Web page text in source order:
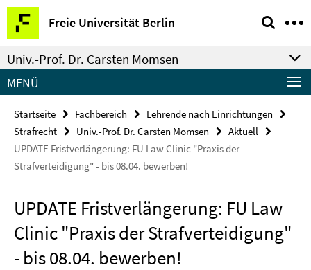
Springe
direkt
zu
Inhalt
Freie Universität Berlin
Service-
Navigation
Univ.-Prof. Dr. Carsten Momsen
MENÜ
Startseite Fachbereich
Lehrende nach Einrichtungen
Strafrecht
Univ.-Prof. Dr. Carsten Momsen
Aktuell
UPDATE Fristverlängerung: FU Law Clinic "Praxis der
Strafverteidigung" - bis 08.04. bewerben!
UPDATE Fristverlängerung: FU Law
Clinic "Praxis der Strafverteidigung"
- bis 08.04. bewerben!